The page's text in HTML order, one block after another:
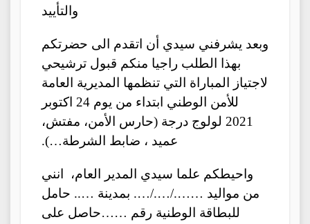
والتأييد
وبعد يشرفني سيدي أن اتقدم الى حضرتكم
بهذا الطلب راجيا منكم قبول ترشيحي
لاجتياز المباراة التي تنظمها المديرية العامة
للأمن الوطني ابتداء من يوم 24 اكتوبر
2021 لولوج درجة (حارس الأمن، مفتش،
عميد ، ضابط الشرطة…).
واحيطكم علما سيدي المدير العام، انني
من مواليد ……./…./…. بمدينة ….. حامل
للبطاقة الوطنية رقم ……حاصل على